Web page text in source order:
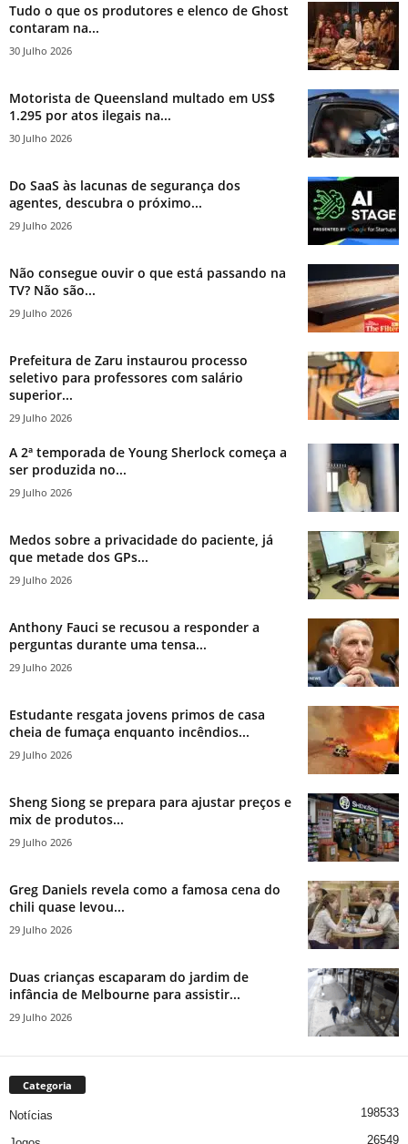
Tudo o que os produtores e elenco de Ghost
contaram na...
30 Julho 2026
Motorista de Queensland multado em US$
1.295 por atos ilegais na...
30 Julho 2026
Do SaaS às lacunas de segurança dos
agentes, descubra o próximo...
29 Julho 2026
Não consegue ouvir o que está passando na
TV? Não são...
29 Julho 2026
Prefeitura de Zaru instaurou processo
seletivo para professores com salário
superior...
29 Julho 2026
A 2ª temporada de Young Sherlock começa a
ser produzida no...
29 Julho 2026
Medos sobre a privacidade do paciente, já
que metade dos GPs...
29 Julho 2026
Anthony Fauci se recusou a responder a
perguntas durante uma tensa...
29 Julho 2026
Estudante resgata jovens primos de casa
cheia de fumaça enquanto incêndios...
29 Julho 2026
Sheng Siong se prepara para ajustar preços e
mix de produtos...
29 Julho 2026
Greg Daniels revela como a famosa cena do
chili quase levou...
29 Julho 2026
Duas crianças escaparam do jardim de
infância de Melbourne para assistir...
29 Julho 2026
Categoria
Notícias 198533
26549